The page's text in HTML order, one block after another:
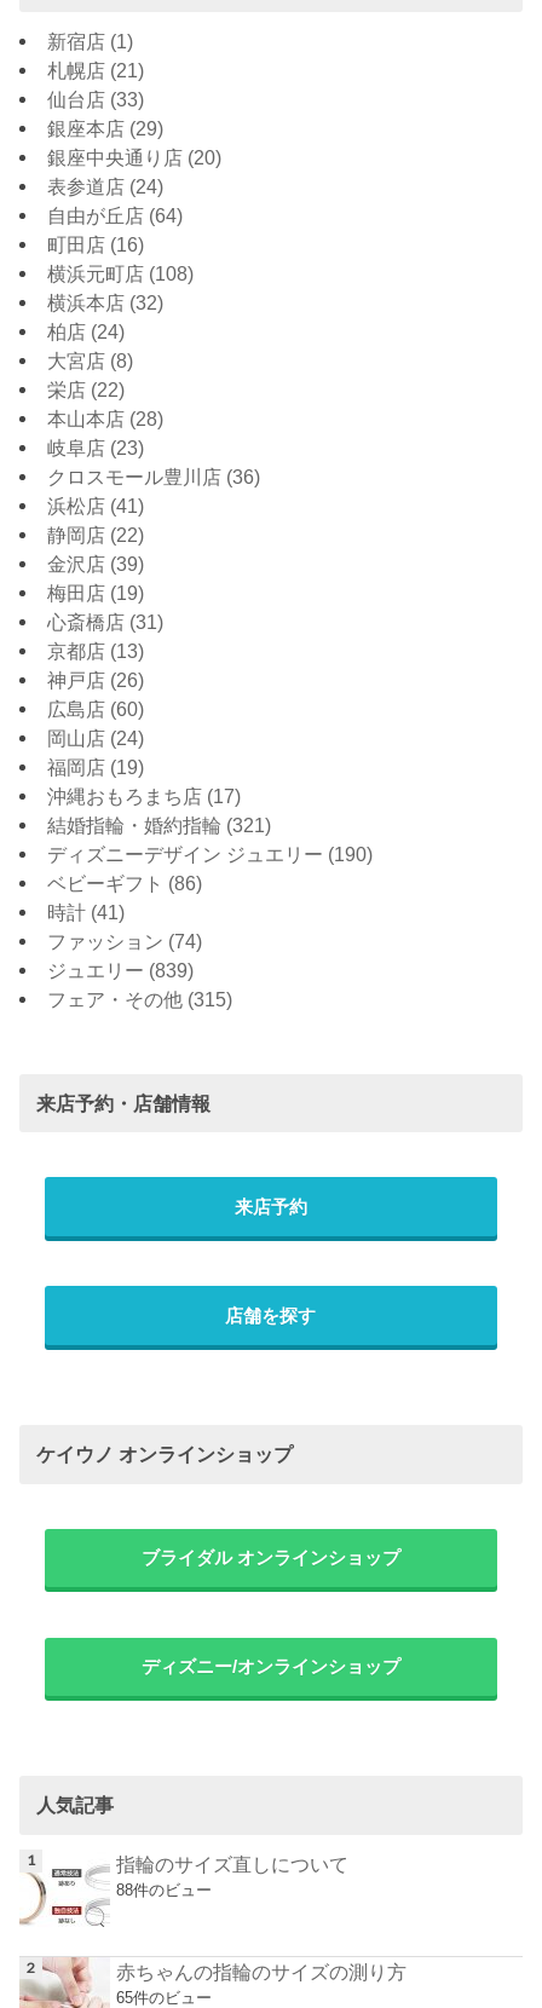
新宿店 (1)
札幌店 (21)
仙台店 (33)
銀座本店 (29)
銀座中央通り店 (20)
表参道店 (24)
自由が丘店 (64)
町田店 (16)
横浜元町店 (108)
横浜本店 (32)
柏店 (24)
大宮店 (8)
栄店 (22)
本山本店 (28)
岐阜店 (23)
クロスモール豊川店 (36)
浜松店 (41)
静岡店 (22)
金沢店 (39)
梅田店 (19)
心斎橋店 (31)
京都店 (13)
神戸店 (26)
広島店 (60)
岡山店 (24)
福岡店 (19)
沖縄おもろまち店 (17)
結婚指輪・婚約指輪 (321)
ディズニーデザイン ジュエリー (190)
ベビーギフト (86)
時計 (41)
ファッション (74)
ジュエリー (839)
フェア・その他 (315)
来店予約・店舗情報
来店予約
店舗を探す
ケイウノ オンラインショップ
ブライダル オンラインショップ
ディズニー/オンラインショップ
人気記事
指輪のサイズ直しについて
88件のビュー
赤ちゃんの指輪のサイズの測り方
65件のビュー